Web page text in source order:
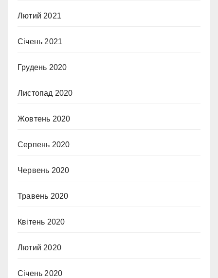
Лютий 2021
Січень 2021
Грудень 2020
Листопад 2020
Жовтень 2020
Серпень 2020
Червень 2020
Травень 2020
Квітень 2020
Лютий 2020
Січень 2020